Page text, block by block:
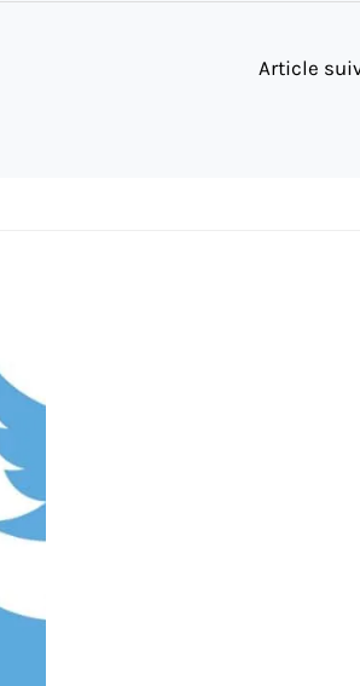
Article